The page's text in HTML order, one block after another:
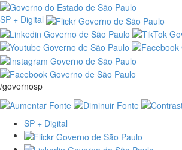
SP + Digital
/governosp
SP + Digital